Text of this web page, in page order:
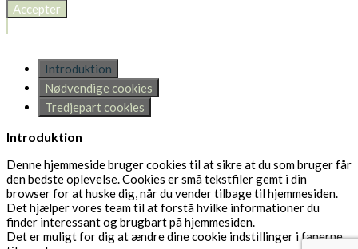
Accepter
Introduktion
Nødvendige cookies
Tredjepart cookies
Introduktion
Denne hjemmeside bruger cookies til at sikre at du som bruger får
den bedste oplevelse. Cookies er små tekstfiler gemt i din
browser for at huske dig, når du vender tilbage til hjemmesiden.
Det hjælper vores team til at forstå hvilke informationer du
finder interessant og brugbart på hjemmesiden.
Det er muligt for dig at ændre dine cookie indstillinger i fanerne